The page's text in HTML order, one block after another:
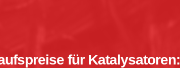
für Katalysatoren: